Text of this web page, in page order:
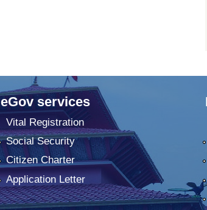
eGov services
Vital Registration
Social Security
Citizen Charter
Application Letter